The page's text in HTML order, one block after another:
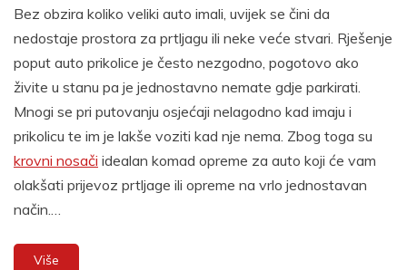
Bez obzira koliko veliki auto imali, uvijek se čini da
nedostaje prostora za prtljagu ili neke veće stvari. Rješenje
poput auto prikolice je često nezgodno, pogotovo ako
živite u stanu pa je jednostavno nemate gdje parkirati.
Mnogi se pri putovanju osjećaji nelagodno kad imaju i
prikolicu te im je lakše voziti kad nje nema. Zbog toga su
krovni nosači idealan komad opreme za auto koji će vam
olakšati prijevoz prtljage ili opreme na vrlo jednostavan
način.…
Više